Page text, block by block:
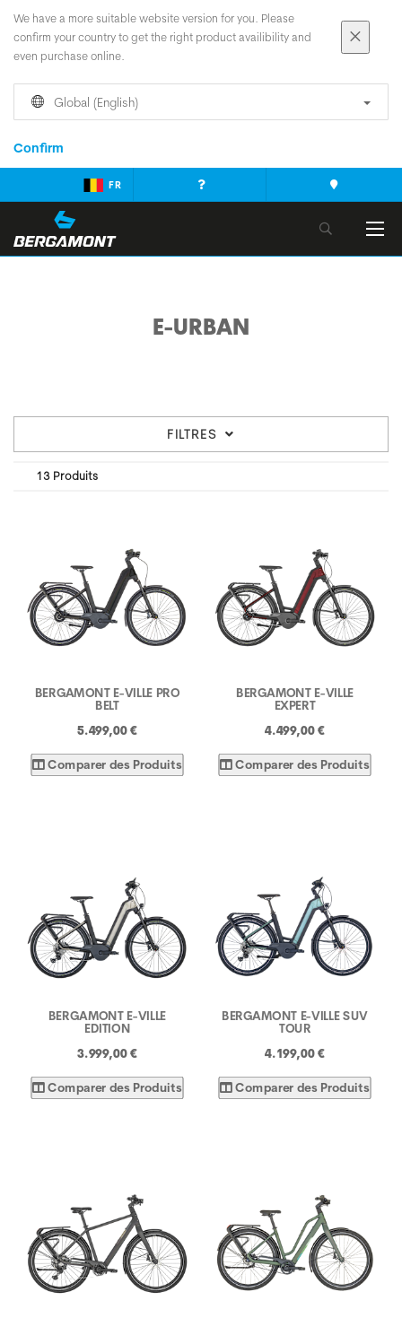
We have a more suitable website version for you. Please
confirm your country to get the right product availibility and
even purchase online.
Global (English)
Confirm
FR
E-URBAN
FILTRES
13 Produits
BERGAMONT E-VILLE PRO
BELT
5.499,00 €
Comparer des Produits
BERGAMONT E-VILLE
EXPERT
4.499,00 €
Comparer des Produits
BERGAMONT E-VILLE
EDITION
3.999,00 €
Comparer des Produits
BERGAMONT E-VILLE SUV
TOUR
4.199,00 €
Comparer des Produits